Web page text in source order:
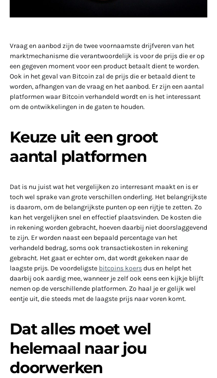
Vraag en aanbod zijn de twee voornaamste drijfveren van het
marktmechanisme die verantwoordelijk is voor de prijs die er op
een gegeven moment voor een product betaalt dient te worden.
Ook in het geval van Bitcoin zal de prijs die er betaald dient te
worden, afhangen van de vraag en het aanbod. Er zijn een aantal
platformen waar Bitcoin verhandeld wordt en is het interessant
om de ontwikkelingen in de gaten te houden.
Keuze uit een groot
aantal platformen
Dat is nu juist wat het vergelijken zo interresant maakt en is er
toch wel sprake van grote verschillen onderling. Het belangrijkste
is daarom, om de belangrijkste punten op een rijtje te zetten. Zo
kan het vergelijken snel en effectief plaatsvinden. De kosten die
in rekening worden gebracht, hoeven daarbij niet doorslaggevend
te zijn. Er worden naast een bepaald percentage van het
verhandeld bedrag, soms ook transactiekosten in rekening
gebracht. Het gaat er echter om, dat wordt gekeken naar de
laagste prijs. De voordeligste bitcoins koersdus en helpt het
daarbij ook aardig mee, wanneer je zelf ook eens een kijkje blijft
nemen op de verschillende platformen. Zo haal je er gelijk wel
eentje uit, die steeds met de laagste prijs naar voren komt.
Dat alles moet wel
helemaal naar jou
doorwerken